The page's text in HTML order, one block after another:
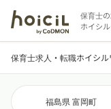
保育士
ホイシ
保育士求人・転職ホイシル
福島県 富岡町